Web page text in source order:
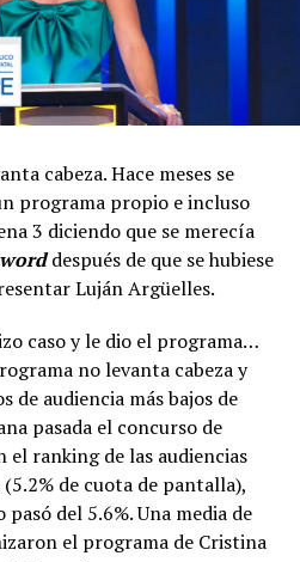
cabeza. Hace meses se
programa propio e incluso
3 diciendo que se merecía
después de que se hubiese
Luján Argüelles.
caso y le dio el programa…
no levanta cabeza y
de audiencia más bajos de
pasada el concurso de
el ranking de las audiencias
de cuota de pantalla),
del 5.6%. Una media de
el programa de Cristina